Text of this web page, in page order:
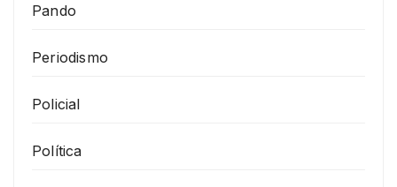
Pando
Periodismo
Policial
Política